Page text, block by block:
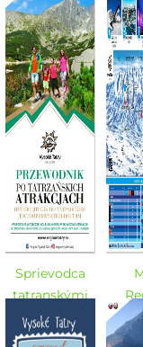
Vysoké Tatry -
leto/zima
2023
Sprievodca
tatranskými
zážitkami -
LETO 2022 -